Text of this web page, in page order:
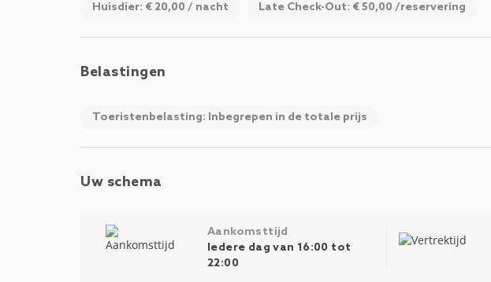
Huisdier: € 20,00 / nacht Late Check-Out: € 50,00 /reservering
Belastingen
Toeristenbelasting: Inbegrepen in de totale prijs
Uw schema
Aankomsttijd
Iedere dag van 16:00 tot
22:00